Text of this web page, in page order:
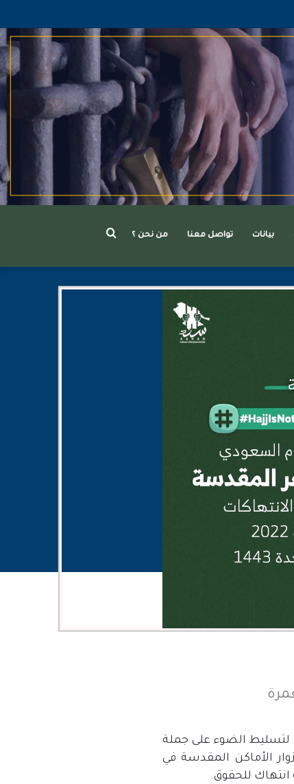
بيانات تواصل معنا من نحن ؟
الضوء على جملة
الأماكن المقدسة في
للحقوق.